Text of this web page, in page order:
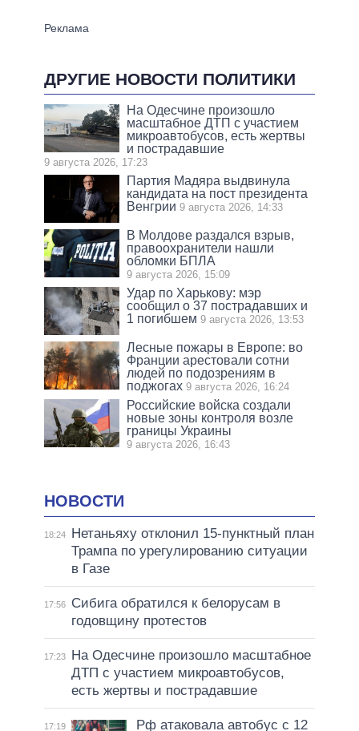
ДРУГИЕ НОВОСТИ ПОЛИТИКИ
На Одесчине произошло
масштабное ДТП с участием
микроавтобусов, есть жертвы
и пострадавшие
9 августа 2026, 17:23
Партия Мадяра выдвинула
кандидата на пост президента
Венгрии 9 августа 2026, 14:33
В Молдове раздался взрыв,
правоохранители нашли
обломки БПЛА
9 августа 2026, 15:09
Удар по Харькову: мэр
сообщил о 37 пострадавших и
1 погибшем 9 августа 2026, 13:53
Лесные пожары в Европе: во
Франции арестовали сотни
людей по подозрениям в
поджогах 9 августа 2026, 16:24
Российские войска создали
новые зоны контроля возле
границы Украины
9 августа 2026, 16:43
НОВОСТИ
18:24
Нетаньяху отклонил 15-пунктный план
Трампа по урегулированию ситуации
в Газе
17:56
Сибига обратился к белорусам в
годовщину протестов
17:23
На Одесчине произошло масштабное
ДТП с участием микроавтобусов,
есть жертвы и пострадавшие
17:19
Рф атаковала автобус с 12